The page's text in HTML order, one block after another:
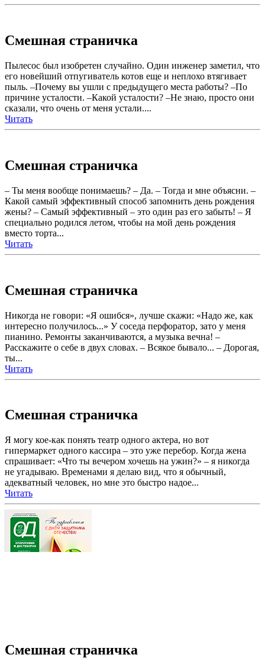
Смешная страничка
Пылесос был изобретен случайно. Один инженер заметил, что
его новейший отпугиватель котов еще и неплохо втягивает
пыль. –Почему вы ушли с предыдущего места работы? –По
причине усталости. –Какой усталости? –Не знаю, просто они
сказали, что очень от меня устали....
Читать
Смешная страничка
– Ты меня вообще понимаешь? – Да. – Тогда и мне объясни. –
Какой самый эффективный способ запомнить день рождения
жены? – Самый эффективный – это один раз его забыть! – Я
специально родился летом, чтобы на мой день рождения
вместо торта...
Читать
Смешная страничка
Никогда не говори: «Я ошибся», лучше скажи: «Надо же, как
интересно получилось...» У соседа перфоратор, зато у меня
пианино. Ремонты заканчиваются, а музыка вечна! –
Расскажите о себе в двух словах. – Всякое бывало... – Дорогая,
ты...
Читать
Смешная страничка
Я могу кое-как понять театр одного актера, но вот
гипермаркет одного кассира – это уже перебор. Когда жена
спрашивает: «Что ты вечером хочешь на ужин?» – я никогда
не угадываю. Временами я делаю вид, что я обычный,
адекватный человек, но мне это быстро надое...
Читать
Смешная страничка